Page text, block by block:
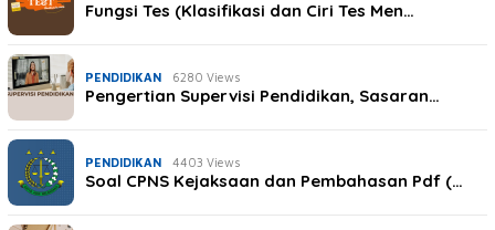
Fungsi Tes (Klasifikasi dan Ciri Tes Men…
PENDIDIKAN 6280 Views
Pengertian Supervisi Pendidikan, Sasaran…
PENDIDIKAN 4403 Views
Soal CPNS Kejaksaan dan Pembahasan Pdf (…